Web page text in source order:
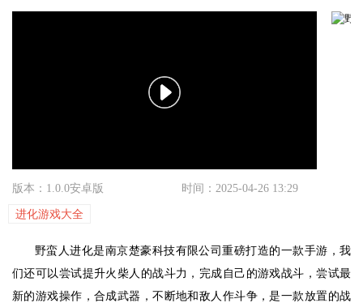
版本：1.0.0安卓版 时间：2025-04-26 13:29
进化游戏大全
野蛮人进化是南京楚豪科技有限公司重磅打造的一款手游，我
们还可以尝试提升火柴人的战斗力，完成自己的游戏战斗，尝试最
新的游戏操作，合成武器，不断地和敌人作斗争，是一款放置的战